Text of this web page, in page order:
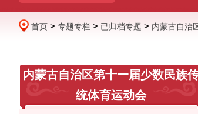
首页 > 专题专栏 > 已归档专题 > 内蒙古自治
内蒙古自治区第十一届少数民族
统体育运动会